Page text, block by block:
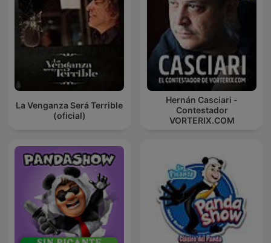
La Venganza Será Terrible
(oficial)
Hernán Casciari -
Contestador
VORTERIX.COM